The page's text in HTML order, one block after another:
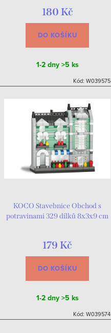
180 Kč
DO KOŠÍKU
1-2 dny >5 ks
Kód: W039575
KOCO Stavebnice Obchod s
potravinami 329 dílků 8x3x9 cm
179 Kč
DO KOŠÍKU
1-2 dny >5 ks
Kód: W039574